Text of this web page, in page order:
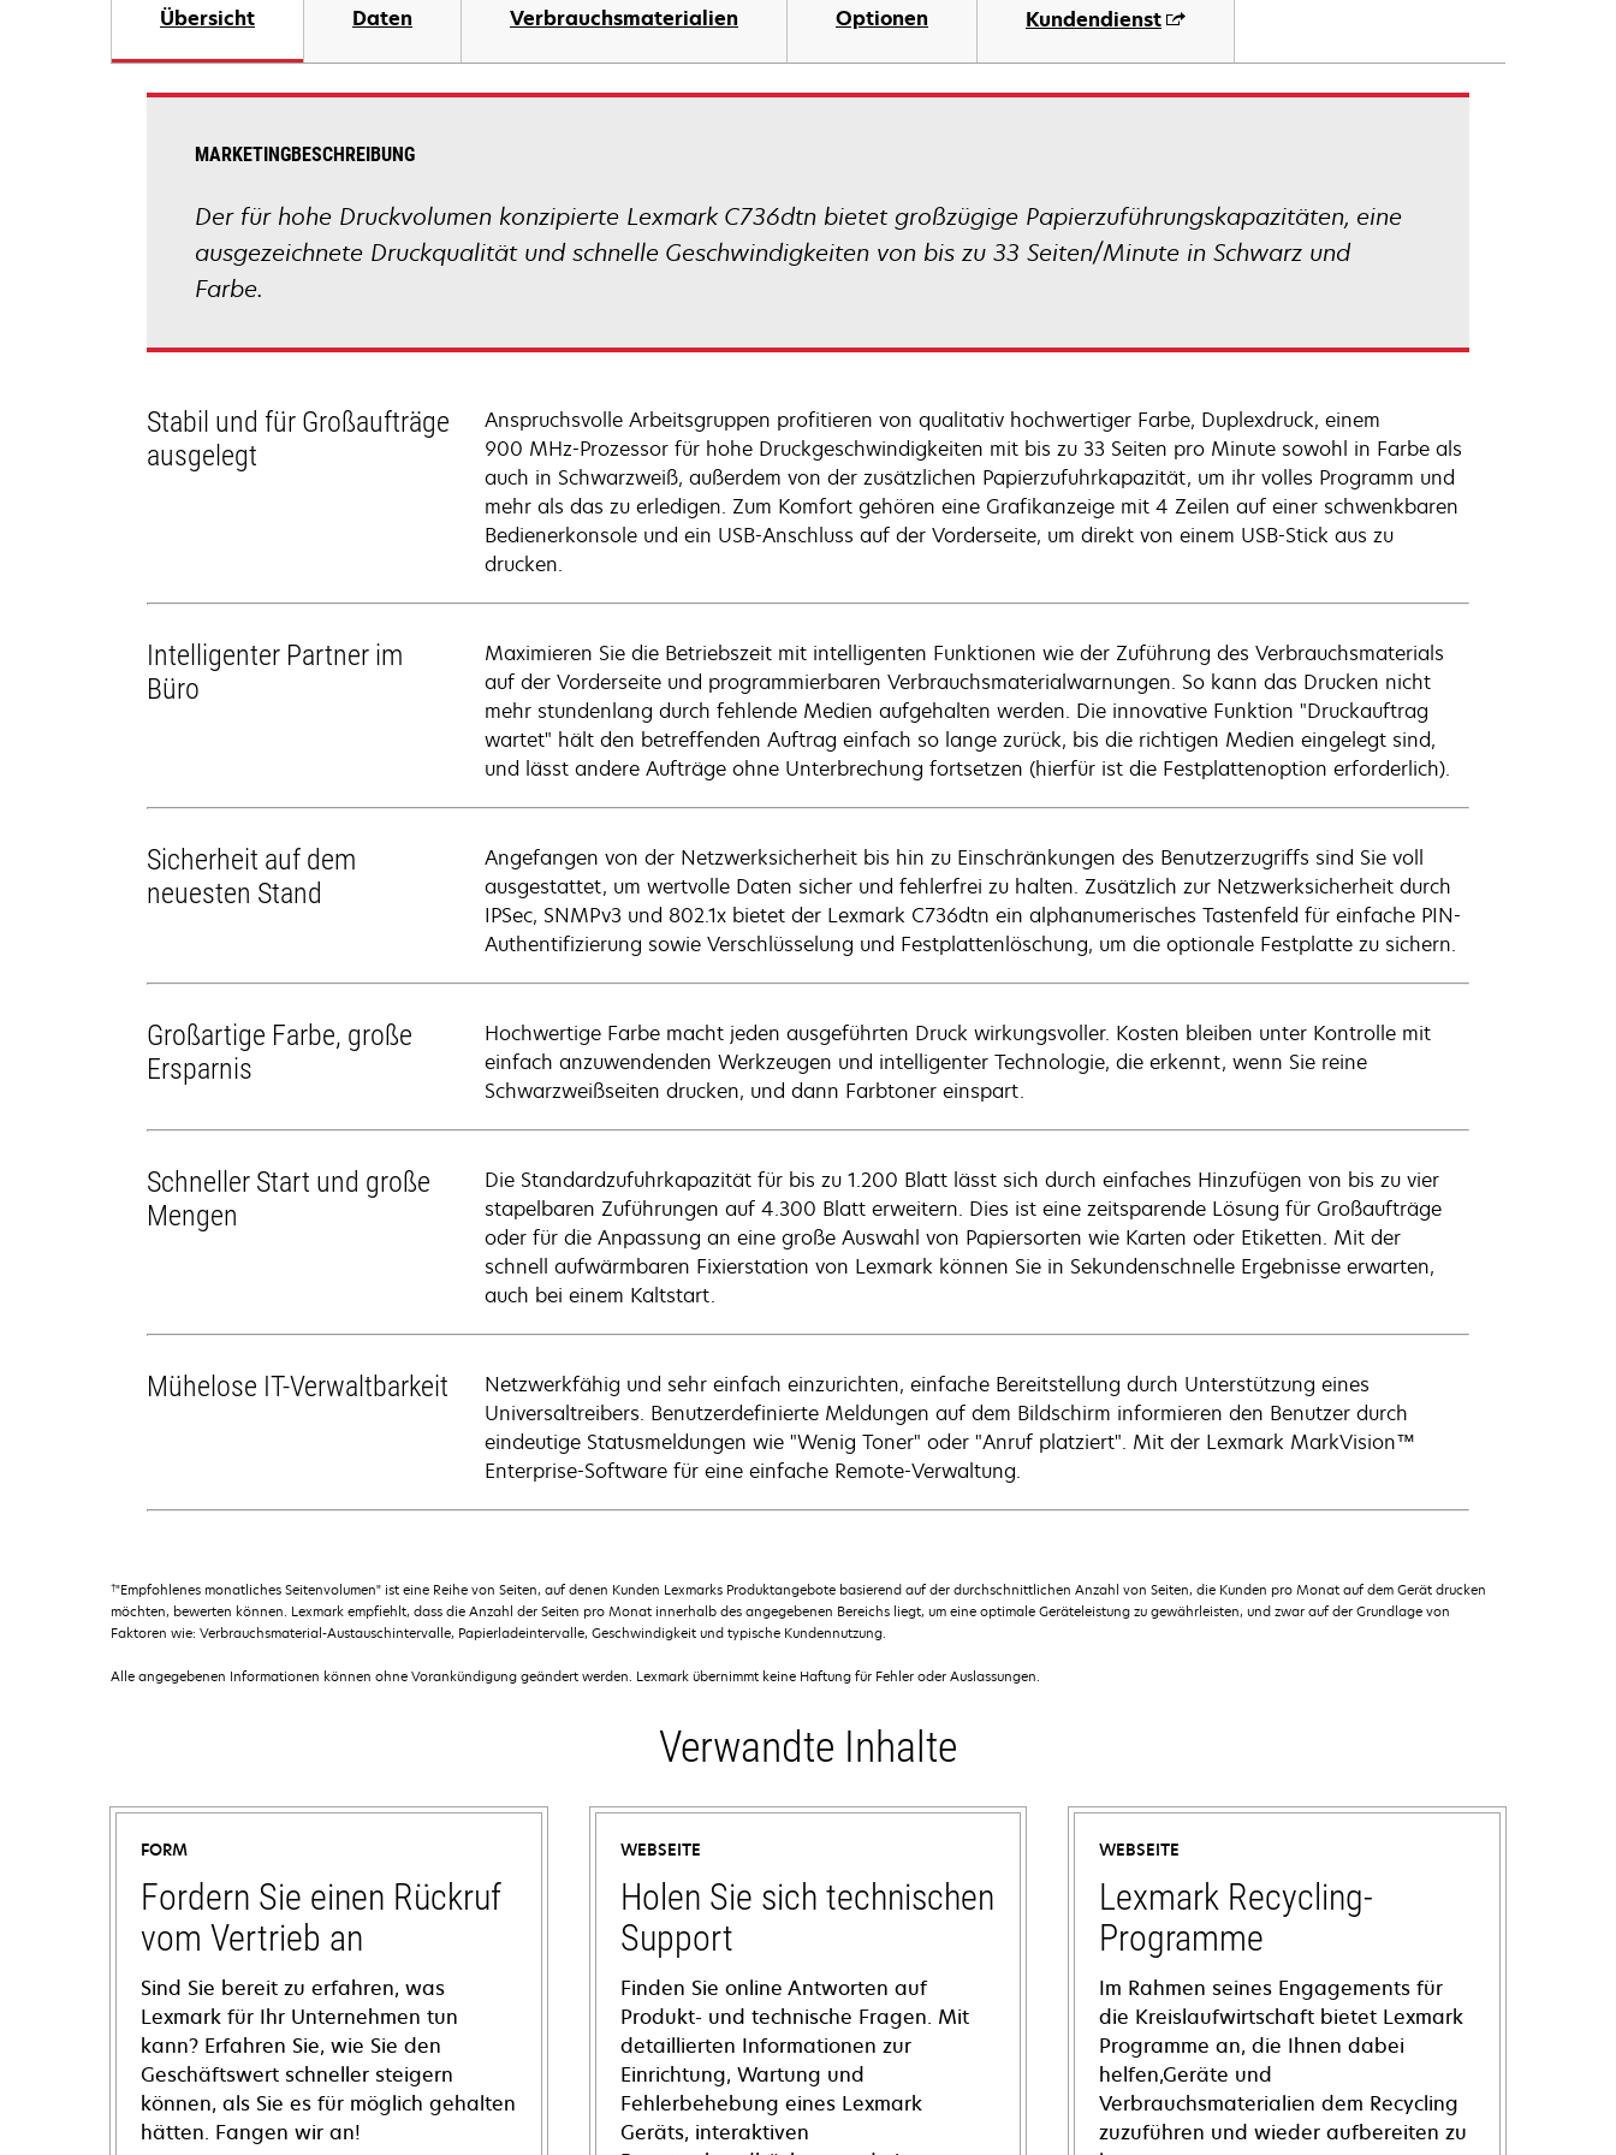
Übersicht Daten Verbrauchsmaterialien Optionen Kundendienst
MARKETINGBESCHREIBUNG
Der für hohe Druckvolumen konzipierte Lexmark C736dtn bietet großzügige Papierzuführungskapazitäten, eine
ausgezeichnete Druckqualität und schnelle Geschwindigkeiten von bis zu 33 Seiten/Minute in Schwarz und
Farbe.
Stabil und für Großaufträge
ausgelegt
Anspruchsvolle Arbeitsgruppen profitieren von qualitativ hochwertiger Farbe, Duplexdruck, einem
900 MHz-Prozessor für hohe Druckgeschwindigkeiten mit bis zu 33 Seiten pro Minute sowohl in Farbe als
auch in Schwarzweiß, außerdem von der zusätzlichen Papierzufuhrkapazität, um ihr volles Programm und
mehr als das zu erledigen. Zum Komfort gehören eine Grafikanzeige mit 4 Zeilen auf einer schwenkbaren
Bedienerkonsole und ein USB-Anschluss auf der Vorderseite, um direkt von einem USB-Stick aus zu
drucken.
Intelligenter Partner im
Büro
Maximieren Sie die Betriebszeit mit intelligenten Funktionen wie der Zuführung des Verbrauchsmaterials
auf der Vorderseite und programmierbaren Verbrauchsmaterialwarnungen. So kann das Drucken nicht
mehr stundenlang durch fehlende Medien aufgehalten werden. Die innovative Funktion "Druckauftrag
wartet" hält den betreffenden Auftrag einfach so lange zurück, bis die richtigen Medien eingelegt sind,
und lässt andere Aufträge ohne Unterbrechung fortsetzen (hierfür ist die Festplattenoption erforderlich).
Sicherheit auf dem
neuesten Stand
Angefangen von der Netzwerksicherheit bis hin zu Einschränkungen des Benutzerzugriffs sind Sie voll
ausgestattet, um wertvolle Daten sicher und fehlerfrei zu halten. Zusätzlich zur Netzwerksicherheit durch
IPSec, SNMPv3 und 802.1x bietet der Lexmark C736dtn ein alphanumerisches Tastenfeld für einfache PIN-
Authentifizierung sowie Verschlüsselung und Festplattenlöschung, um die optionale Festplatte zu sichern.
Großartige Farbe, große
Ersparnis
Hochwertige Farbe macht jeden ausgeführten Druck wirkungsvoller. Kosten bleiben unter Kontrolle mit
einfach anzuwendenden Werkzeugen und intelligenter Technologie, die erkennt, wenn Sie reine
Schwarzweißseiten drucken, und dann Farbtoner einspart.
Schneller Start und große
Mengen
Die Standardzufuhrkapazität für bis zu 1.200 Blatt lässt sich durch einfaches Hinzufügen von bis zu vier
stapelbaren Zuführungen auf 4.300 Blatt erweitern. Dies ist eine zeitsparende Lösung für Großaufträge
oder für die Anpassung an eine große Auswahl von Papiersorten wie Karten oder Etiketten. Mit der
schnell aufwärmbaren Fixierstation von Lexmark können Sie in Sekundenschnelle Ergebnisse erwarten,
auch bei einem Kaltstart.
Mühelose IT-Verwaltbarkeit
Netzwerkfähig und sehr einfach einzurichten, einfache Bereitstellung durch Unterstützung eines
Universaltreibers. Benutzerdefinierte Meldungen auf dem Bildschirm informieren den Benutzer durch
eindeutige Statusmeldungen wie "Wenig Toner" oder "Anruf platziert". Mit der Lexmark MarkVision™
Enterprise-Software für eine einfache Remote-Verwaltung.
†"Empfohlenes monatliches Seitenvolumen" ist eine Reihe von Seiten, auf denen Kunden Lexmarks Produktangebote basierend auf der durchschnittlichen Anzahl von Seiten, die Kunden pro Monat auf dem Gerät drucken
möchten, bewerten können. Lexmark empfiehlt, dass die Anzahl der Seiten pro Monat innerhalb des angegebenen Bereichs liegt, um eine optimale Geräteleistung zu gewährleisten, und zwar auf der Grundlage von
Faktoren wie: Verbrauchsmaterial-Austauschintervalle, Papierladeintervalle, Geschwindigkeit und typische Kundennutzung.
Alle angegebenen Informationen können ohne Vorankündigung geändert werden. Lexmark übernimmt keine Haftung für Fehler oder Auslassungen.
Verwandte Inhalte
FORM
Fordern Sie einen Rückruf
vom Vertrieb an
Sind Sie bereit zu erfahren, was
Lexmark für Ihr Unternehmen tun
kann? Erfahren Sie, wie Sie den
Geschäftswert schneller steigern
können, als Sie es für möglich gehalten
hätten. Fangen wir an!
WEBSEITE
Holen Sie sich technischen
Support
Finden Sie online Antworten auf
Produkt- und technische Fragen. Mit
detaillierten Informationen zur
Einrichtung, Wartung und
Fehlerbehebung eines Lexmark
Geräts, interaktiven
WEBSEITE
Lexmark Recycling-
Programme
Im Rahmen seines Engagements für
die Kreislaufwirtschaft bietet Lexmark
Programme an, die Ihnen dabei
helfen,Geräte und
Verbrauchsmaterialien dem Recycling
zuzuführen und wieder aufbereiten zu